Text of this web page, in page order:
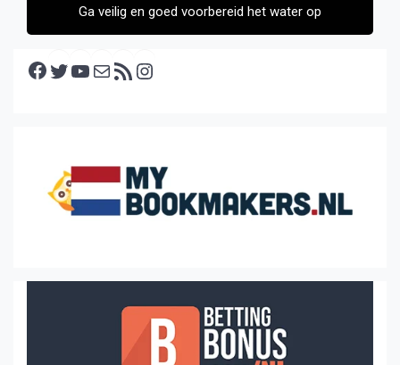
Ga veilig en goed voorbereid het water op
Facebook Twitter YouTube E-mail RSS feed